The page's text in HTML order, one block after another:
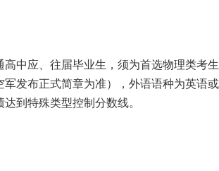
中应、往届毕业生，须为首选物理类考生
军发布正式简章为准），外语语种为英语或
到特殊类型控制分数线。